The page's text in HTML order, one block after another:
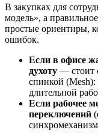
В закупках для
модель», а
простые ориентиры,
ошибок.
Если в офисе
духоту — стоит
спинкой
длительной
Если рабочее
переключений